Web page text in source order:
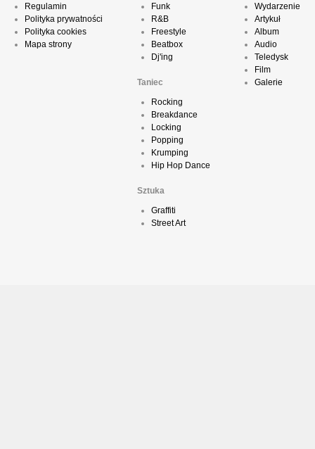
Regulamin
Polityka prywatności
Polityka cookies
Mapa strony
Funk
R&B
Freestyle
Beatbox
Dj'ing
Taniec
Rocking
Breakdance
Locking
Popping
Krumping
Hip Hop Dance
Sztuka
Graffiti
Street Art
Wydarzenie
Artykuł
Album
Audio
Teledysk
Film
Galerie